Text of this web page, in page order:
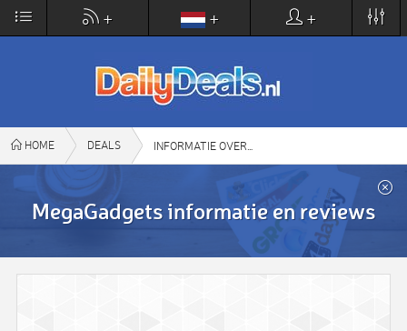
×
DailyDeals.nl
www.dailydeals.nl
VIEW
+ + +
HOME DEALS INFORMATIE OVER
MegaGadgets informatie en reviews